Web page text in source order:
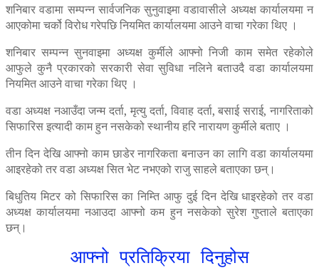
शनिबार वडामा सम्पन्न सार्वजनिक सुनुवाइमा वडावासीले अध्यक्ष कार्यालयमा न
आएकोमा चर्को विरोध गरेपछि नियमित कार्यालयमा आउने वाचा गरेका थिए ।
शनिबार सम्पन्न सुनवाइमा अध्यक्ष कुर्मीले आफ्नो निजी काम समेत रहेकोले
आफुले कुनै प्रकारको सरकारी सेवा सुविधा नलिने बताउदै वडा कार्यालयमा
नियमित आउने वाचा गरेका थिए ।
वडा अध्यक्ष नआउँदा जन्म दर्ता, मृत्यु दर्ता, विवाह दर्ता, बसाई सराई, नागरिताको
सिफारिस इत्यादी काम हुन नसकेको स्थानीय हरि नारायण कुर्मीले बताए ।
तीन दिन देखि आफ्नो काम छाडेर नागरिकता बनाउन का लागि वडा कार्यालयमा
आइरहेको तर वडा अध्यक्ष सित भेट नभएको राजु साहले बताएका छन्।
बिधुतिय मिटर को सिफारिस का निम्ति आफु दुई दिन देखि धाइरहेको तर वडा
अध्यक्ष कार्यालयमा नआउदा आफ्नो कम हुन नसकेको सुरेश गुप्ताले बताएका
छन्।
आफ्नो प्रतिक्रिया दिनुहोस